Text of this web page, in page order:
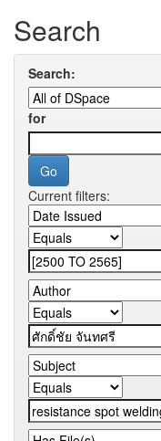
Search
Search:
for
Current filters: